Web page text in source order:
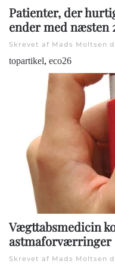
Patienter, der
ender med næsten
Skrevet af Mads Moltsen
topartikel, eco26
Vægttabsmedicin
astmaforværringer
Skrevet af Mads Moltsen